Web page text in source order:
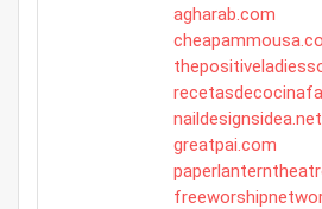
agharab.com
naildesignsidea.net
greatpai.com